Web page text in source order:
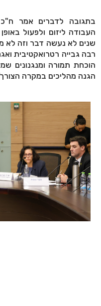
בתגובה לדברים אמר ח"כ
שנים לא נעשה דבר וזה לא
רבה גבייה רטרואקטיבית
הוכחת תמורה ומנגנונים
הגנה מהליכים במקרה הצורך".